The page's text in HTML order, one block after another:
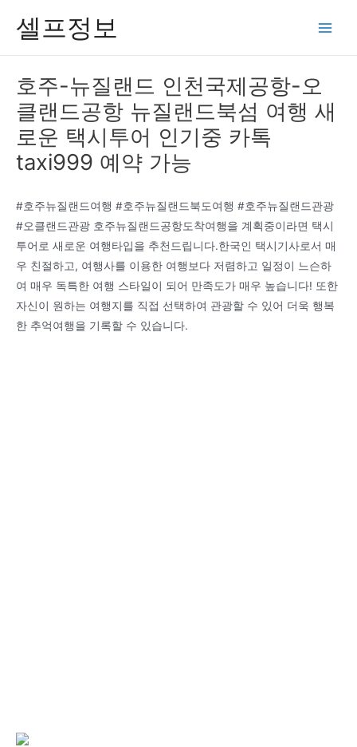
셀프정보
호주-뉴질랜드 인천국제공항-오
클랜드공항 뉴질랜드북섬 여행 새
로운 택시투어 인기중 카톡
taxi999 예약 가능
#호주뉴질랜드여행 #호주뉴질랜드북도여행 #호주뉴질랜드관광
#오클랜드관광 호주뉴질랜드공항도착여행을 계획중이라면 택시
투어로 새로운 여행타입을 추천드립니다.한국인 택시기사로서 매
우 친절하고, 여행사를 이용한 여행보다 저렴하고 일정이 느슨하
여 매우 독특한 여행 스타일이 되어 만족도가 매우 높습니다! 또한
자신이 원하는 여행지를 직접 선택하여 관광할 수 있어 더욱 행복
한 추억여행을 기록할 수 있습니다.